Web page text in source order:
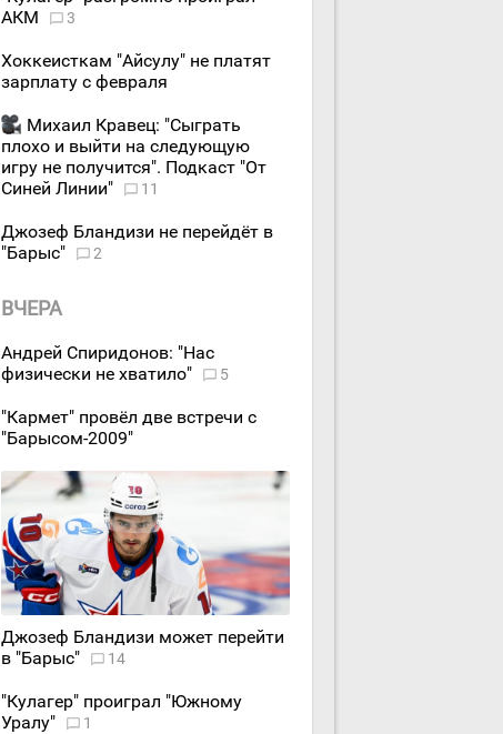
АКМ
3
Хоккеисткам "Айсулу" не платят
зарплату с февраля
Михаил Кравец: "Сыграть
плохо и выйти на следующую
игру не получится". Подкаст "От
Синей Линии"
11
Джозеф Бландизи не перейдёт в
"Барыс"
2
ВЧЕРА
Андрей Спиридонов: "Нас
физически не хватило"
5
"Кармет" провёл две встречи с
"Барысом-2009"
Джозеф Бландизи может перейти
в "Барыс"
14
"Кулагер" проиграл "Южному
Уралу"
1